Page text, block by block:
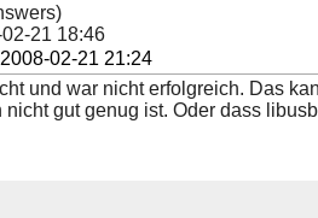
21 18:46
2008-02-21 21:24
und war nicht erfolgreich. Das
nicht gut genug ist. Oder dass